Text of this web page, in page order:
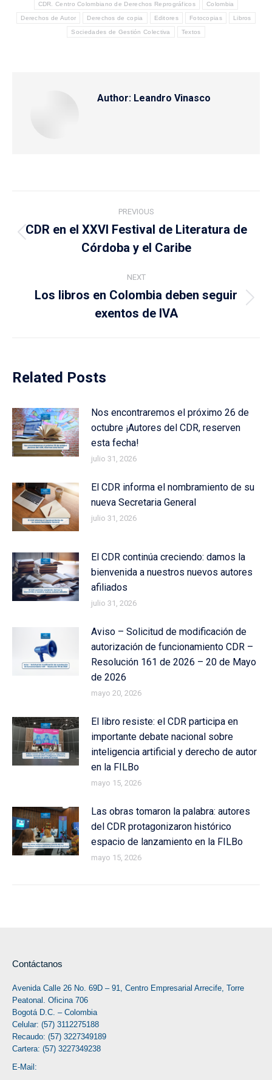
CDR. Centro Colombiano de Derechos Reprográficos Colombia
Derechos de Autor Derechos de copia Editores Fotocopias Libros
Sociedades de Gestión Colectiva Textos
Author: Leandro Vinasco
navigation
PREVIOUS
post:
CDR en el XXVI Festival de Literatura de
Córdoba y el Caribe
NEXT
post:
Los libros en Colombia deben seguir
exentos de IVA
Related Posts
Nos encontraremos el próximo 26 de
octubre ¡Autores del CDR, reserven
esta fecha!
julio 31, 2026
El CDR informa el nombramiento de su
nueva Secretaria General
julio 31, 2026
El CDR continúa creciendo: damos la
bienvenida a nuestros nuevos autores
afiliados
julio 31, 2026
Aviso – Solicitud de modificación de
autorización de funcionamiento CDR –
Resolución 161 de 2026 – 20 de Mayo
de 2026
mayo 20, 2026
El libro resiste: el CDR participa en
importante debate nacional sobre
inteligencia artificial y derecho de autor
en la FILBo
mayo 15, 2026
Las obras tomaron la palabra: autores
del CDR protagonizaron histórico
espacio de lanzamiento en la FILBo
mayo 15, 2026
Contáctanos
Avenida Calle 26 No. 69D – 91, Centro Empresarial Arrecife, Torre
Peatonal. Oficina 706
Bogotá D.C. – Colombia
Celular: (57) 3112275188
Recaudo: (57) 3227349189
Cartera: (57) 3227349238
E-Mail: